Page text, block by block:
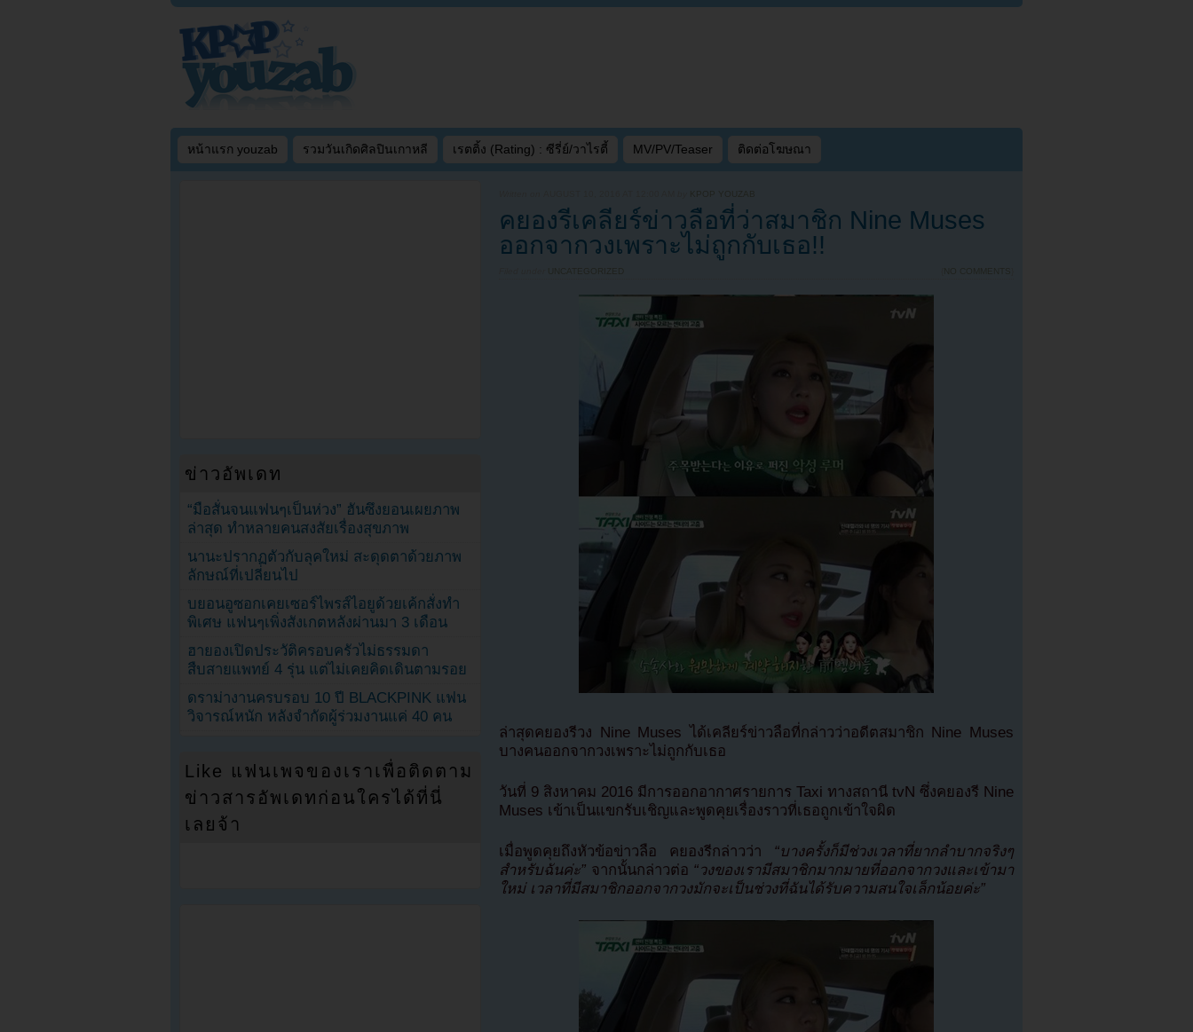
หน้าแรก youzab รวมวันเกิดศิลปินเกาหลี เรตติ้ง (Rating) : ซีรี่ย์/วาไรตี้ MV/PV/Teaser ติดต่อโฆษณา
KPOP YOUZAB
คยองรีเคลียร์ข่าวลือที่ว่าสมาชิก Nine Muses
ออกจากวงเพราะไม่ถูกกับเธอ!!
UNCATEGORIZED NO COMMENTS
ล่าสุดคยองรีวง Nine Muses ได้เคลียร์ข่าวลือที่กล่าวว่าอดีตสมาชิก Nine Muses
บางคนออกจากวงเพราะไม่ถูกกับเธอ
วันที่ 9 สิงหาคม 2016 มีการออกอากาศรายการ Taxi ทางสถานี tvN ซึ่งคยองรี Nine
Muses เข้าเป็นแขกรับเชิญและพูดคุยเรื่องราวที่เธอถูกเข้าใจผิด
เมื่อพูดคุยถึงหัวข้อข่าวลือ คยองรีกล่าวว่า “บางครั้งก็มีช่วงเวลาที่ยากลำบากจริงๆ
สำหรับฉันค่ะ” จากนั้นกล่าวต่อ “วงของเรามีสมาชิกมากมายที่ออกจากวงและเข้ามา
ใหม่ เวลาที่มีสมาชิกออกจากวงมักจะเป็นช่วงที่ฉันได้รับความสนใจเล็กน้อยค่ะ”
ข่าวอัพเดท
“มือสั่นจนแฟนๆเป็นห่วง” ฮันซึงยอนเผยภาพ
ล่าสุด ทำหลายคนสงสัยเรื่องสุขภาพ
นานะปรากฏตัวกับลุคใหม่ สะดุดตาด้วยภาพ
ลักษณ์ที่เปลี่ยนไป
บยอนอูซอกเคยเซอร์ไพรส์ไอยูด้วยเค้กสั่งทำ
พิเศษ แฟนๆเพิ่งสังเกตหลังผ่านมา 3 เดือน
ฮายองเปิดประวัติครอบครัวไม่ธรรมดา
สืบสายแพทย์ 4 รุ่น แต่ไม่เคยคิดเดินตามรอย
ดราม่างานครบรอบ 10 ปี BLACKPINK แฟน
วิจารณ์หนัก หลังจำกัดผู้ร่วมงานแค่ 40 คน
Like แฟนเพจของเราเพื่อติดตาม
ข่าวสารอัพเดทก่อนใครได้ที่นี่
เลยจ้า